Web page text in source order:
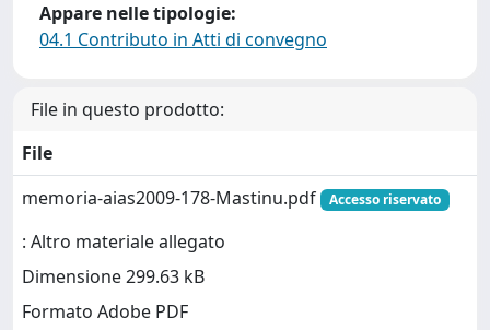
Appare nelle tipologie:
04.1 Contributo in Atti di convegno
File in questo prodotto:
File
memoria-aias2009-178-Mastinu.pdf
Accesso riservato
: Altro materiale allegato
Dimensione 299.63 kB
Formato Adobe PDF